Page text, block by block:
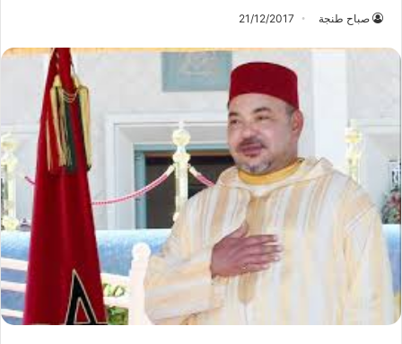
صباح طنجة 21/12/2017